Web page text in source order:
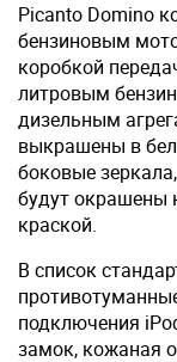
Picanto Domino
бензиновым
коробкой
литровым
дизельным
выкрашены в
боковые
будут окрашены
краской.
В список
подключения
замок, кожаная